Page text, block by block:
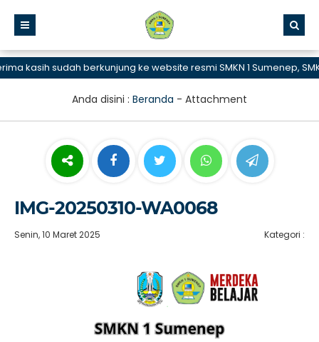
kasih sudah berkunjung ke website resmi SMKN 1 Sumenep, SMK
Anda disini : Beranda - Attachment
IMG-20250310-WA0068
Senin, 10 Maret 2025 Kategori :